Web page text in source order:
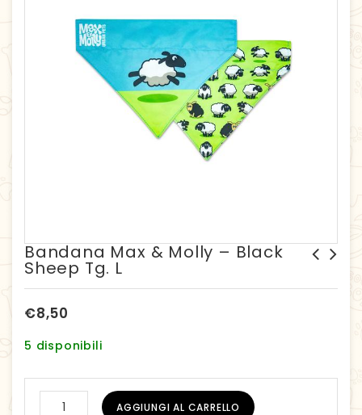
Bandana Max & Molly – Black
Sheep Tg. L
€8,50
5 disponibili
AGGIUNGI AL CARRELLO